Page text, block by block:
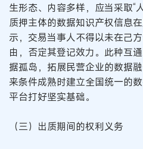
生形态、内容多样，应当采取“
质押主体的数据知识产权信息
示，交易当事人不得以未在己
由，否定其登记效力。此种互
据孤岛，拓展民营企业的数据
来条件成熟时建立全国统一的
平台打好坚实基础。
（三）出质期间的权利义务